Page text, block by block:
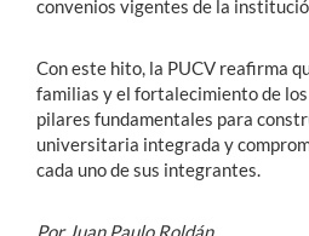
convenios vigentes de la
Con este hito, la PUCV reafirma
familias y el fortalecimiento de
pilares fundamentales para
universitaria integrada y
cada uno de sus integrantes.
Por Juan Paulo Roldán